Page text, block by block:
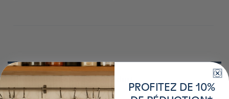
Plus de détails sur ce produit
PROFITEZ DE 10%